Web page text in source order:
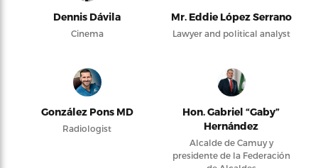
Dennis Dávila
Cinema
Mr. Eddie López Serrano
Lawyer and political analyst
González Pons MD
Radiologist
Hon. Gabriel “Gaby”
Hernández
Alcalde de Camuy y
presidente de la Federación